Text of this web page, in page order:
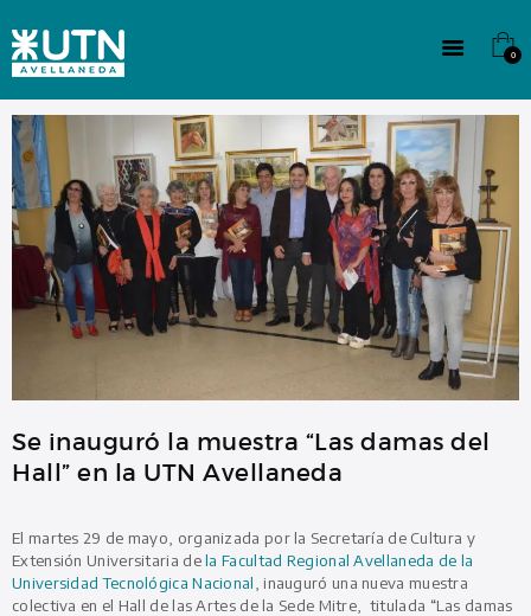
0
CULTURA
SEDE G. PANE (MITRE)
DOMÍNICO
CONTACTO
Se inauguró la muestra “Las damas del
Hall” en la UTN Avellaneda
El martes 29 de mayo, organizada por la Secretaría de Cultura y
Extensión Universitaria dela Facultad Regional Avellaneda de la
Universidad Tecnológica Nacional
, inauguró una nueva muestra
colectiva en el Hall de las Artes de la Sede Mitre, titulada “Las damas